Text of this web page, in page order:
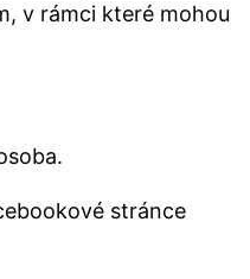
v rámci které mohou
stránce